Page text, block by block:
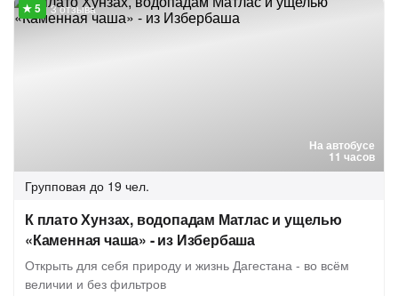
На автобусе
11 часов
3 отзыва
Групповая до 19 чел.
К плато Хунзах, водопадам Матлас и ущелью
«Каменная чаша» - из Избербаша
Открыть для себя природу и жизнь Дагестана - во всём
величии и без фильтров